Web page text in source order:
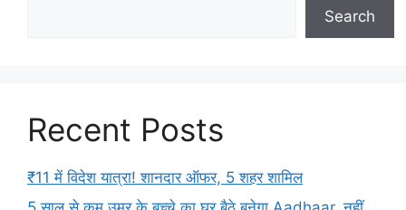
Search
Recent Posts
₹11 में विदेश यात्रा! शानदार ऑफर, 5 शहर शामिल